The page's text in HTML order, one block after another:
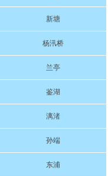
新塘
杨汛桥
兰亭
鉴湖
漓渚
孙端
东浦